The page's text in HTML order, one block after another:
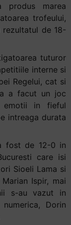
produs marea
trofeului,
rezultatul de 18-
tuturor
interne si
Regelui, cat si
a facut un joc
in fieful
intreaga durata
fost de 12-0 in
care isi
Sioeli Lama si
Ispir, mai
s-au vazut in
Dorin